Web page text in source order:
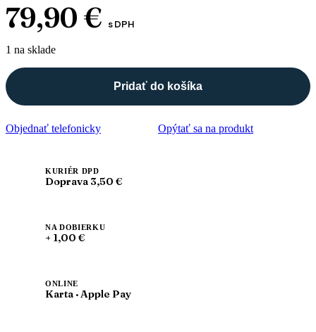
79,90 € s DPH
1 na sklade
množstvo
Manžeta
CM
OMRON
Pridať do košíka
Objednať telefonicky Opýtať sa na produkt
KURIÉR DPD
Doprava 3,50 €
NA DOBIERKU
+ 1,00 €
ONLINE
Karta · Apple Pay